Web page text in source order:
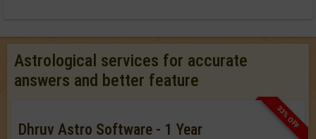
Astrological services for accurate
answers and better feature
33% OFF
Dhruv Astro Software - 1 Year